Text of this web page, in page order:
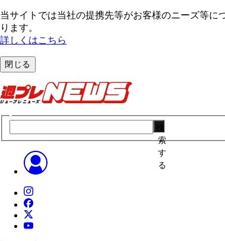
当サイトでは当社の提携先等がお客様のニーズ等に
ります。
詳しくはこちら
閉じる
索
す
る